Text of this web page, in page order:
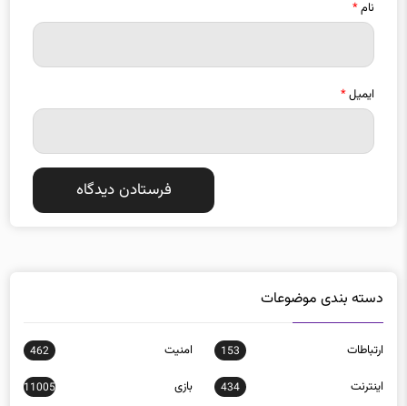
ایمیل*
ارتباطات
اينترنت 434 بازی 11005
بدافزار 99 برنامه نويسی 34